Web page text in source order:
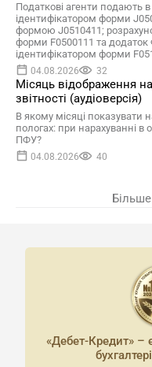
Податкові агенти подають
ідентифікатором форми
формою J0510411;
форми F0500111 та
ідентифікатором форми
04.08.2026 32
Місяць відображення
звітності (аудіоверсія)
В якому місяці показувати
пологах: при нарахуванні в
ПФУ?
04.08.2026 40
«Дебет-Кредит» –